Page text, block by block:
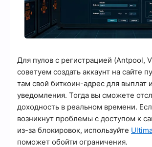
Для пулов с регистрацией (Antpool,
советуем создать аккаунт на сайте
там свой биткоин-адрес для выплат
уведомления. Тогда вы сможете
доходность в реальном времени.
возникнут проблемы с доступом к
из-за блокировок, используйте
поможет обойти ограничения.